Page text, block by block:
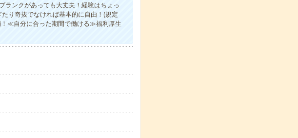
ンクがあっても大丈夫！経験はちょっ
り奇抜でなければ基本的に自由！(規定
≪自分に合った期間で働ける≫福利厚生